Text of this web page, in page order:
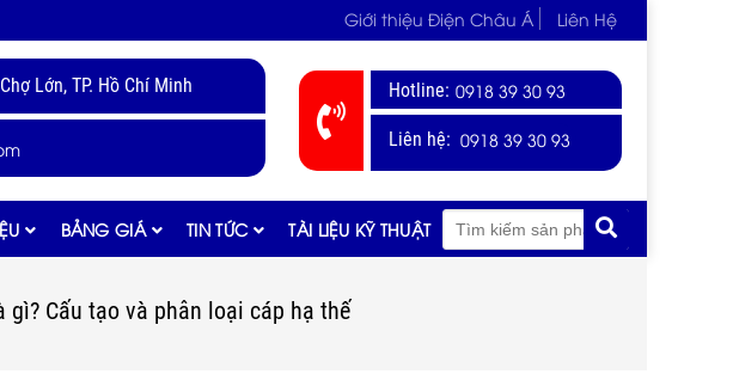
Giới thiệu Điện Châu Á Liên Hệ
Lớn, TP. Hồ Chí Minh Hotline: 0918 39 30 93
Liên hệ: 0918 39 30 93
BẢNG GIÁ TIN TỨC TÀI LIỆU KỸ THUẬT
gì? Cấu tạo và phân loại cáp hạ thế